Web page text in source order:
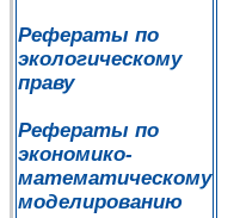
Рефераты по
экологическому
праву
Рефераты по
экономико-
математическому
моделированию